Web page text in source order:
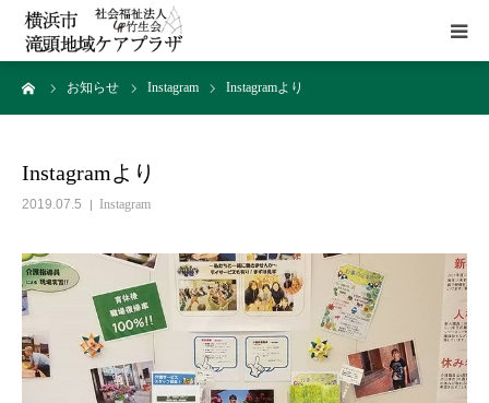
お知らせ Instagram Instagramより
Instagramより
2019.07.5 Instagram
HOME
施設概要
貸室
アクセス